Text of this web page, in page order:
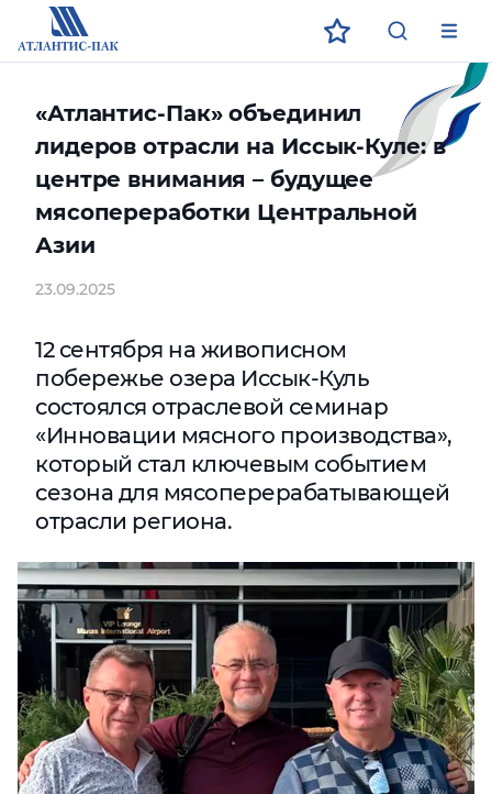
ЗАГРУЗИТЕ В
App Store
App Store
ECOДОСТУПНО В
Google Play
Google Play
«Атлантис-Пак» объединил
лидеров отрасли на Иссык-Куле: в
центре внимания – будущее
мясопереработки Центральной
Азии
23.09.2025
12 сентября на живописном
побережье озера Иссык-Куль
состоялся отраслевой семинар
«Инновации мясного производства»,
который стал ключевым событием
сезона для мясоперерабатывающей
отрасли региона.